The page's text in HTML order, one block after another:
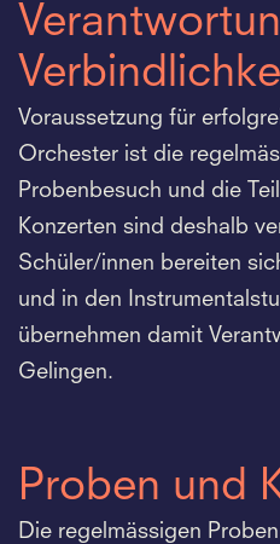
Voraussetzung für
Orchester ist die
Probenbesuch und die
Konzerten sind deshalb
Schüler/innen bereiten
und in den
übernehmen damit
Gelingen.
Proben und
Die regelmässigen